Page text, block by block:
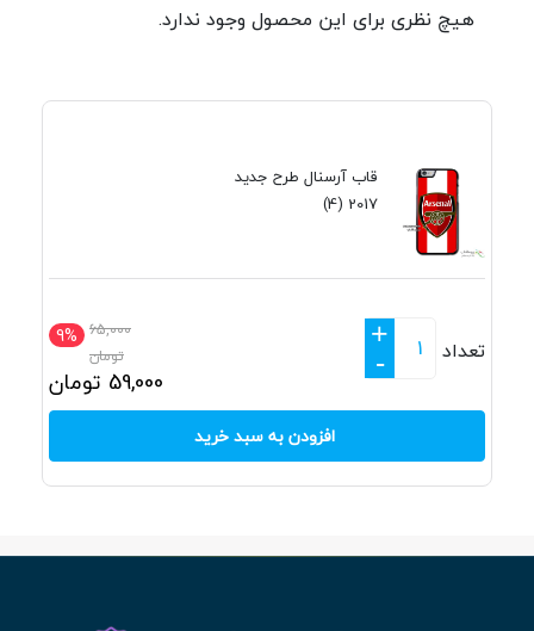
هیچ نظری برای این محصول وجود ندارد.
قاب آرسنال طرح جدید
2017 (4)
9% 65,000
تومان
59,000 تومان
تعداد
+
-
افزودن به سبد خرید